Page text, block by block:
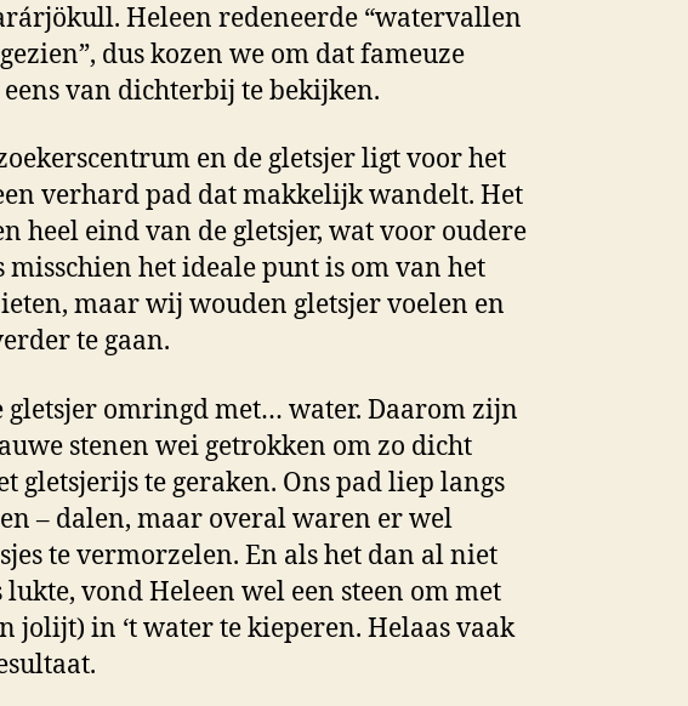
Heleen redeneerde “watervallen
dus kozen we om dat fameuze
eens van dichterbij te bekijken.
en de gletsjer ligt voor het
verhard pad dat makkelijk wandelt. Het
heel eind van de gletsjer, wat voor oudere
misschien het ideale punt is om van het
maar wij wouden gletsjer voelen en
te gaan.
gletsjer omringd met… water. Daarom zijn
stenen wei getrokken om zo dicht
gletsjerijs te geraken. Ons pad liep langs
– dalen, maar overal waren er wel
te vermorzelen. En als het dan al niet
lukte, vond Heleen wel een steen om met
jolijt) in ‘t water te kieperen. Helaas vaak